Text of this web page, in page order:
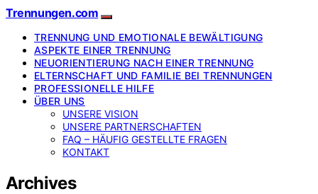
Trennungen.com
TRENNUNG UND EMOTIONALE BEWÄLTIGUNG
ASPEKTE EINER TRENNUNG
NEUORIENTIERUNG NACH EINER TRENNUNG
ELTERNSCHAFT UND FAMILIE BEI TRENNUNGEN
PROFESSIONELLE HILFE
ÜBER UNS
UNSERE VISION
UNSERE PARTNERSCHAFTEN
FAQ – HÄUFIG GESTELLTE FRAGEN
KONTAKT
Archives